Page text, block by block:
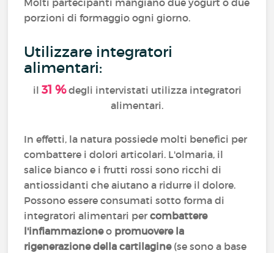
Molti partecipanti mangiano due yogurt o due
porzioni di formaggio ogni giorno.
Utilizzare integratori
alimentari:
il 31 % degli intervistati utilizza integratori
alimentari.
In effetti, la natura possiede molti benefici per
combattere i dolori articolari. L'olmaria, il
salice bianco e i frutti rossi sono ricchi di
antiossidanti che aiutano a ridurre il dolore.
Possono essere consumati sotto forma di
integratori alimentari percombattere
l'infiammazioneo promuovere la
rigenerazione della cartilagine(se sono a base